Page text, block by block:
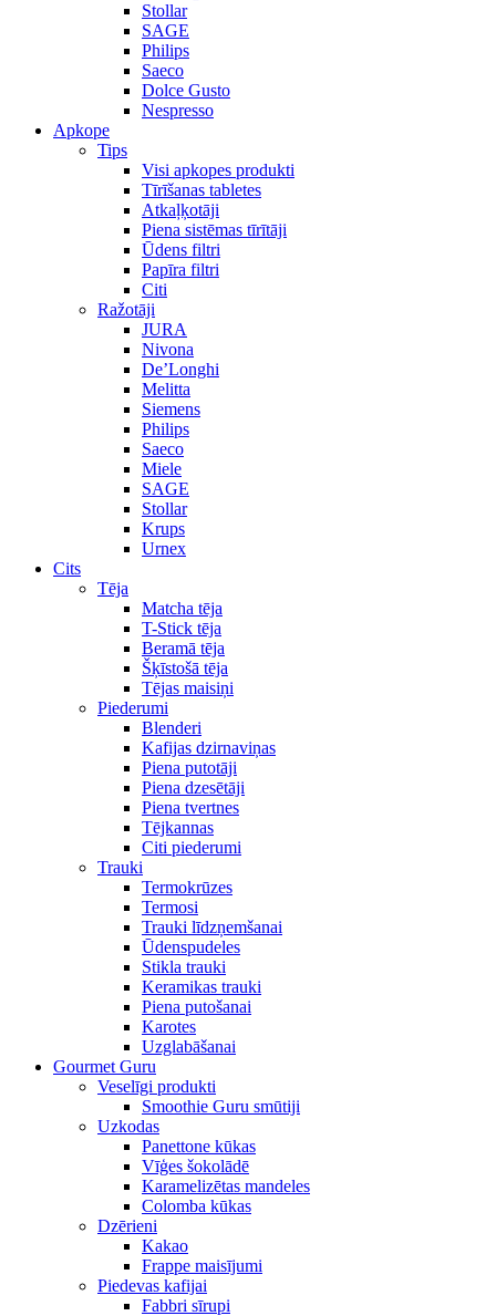
Stollar
SAGE
Philips
Saeco
Dolce Gusto
Nespresso
Apkope
Tips
Visi apkopes produkti
Tīrīšanas tabletes
Atkaļķotāji
Piena sistēmas tīrītāji
Ūdens filtri
Papīra filtri
Citi
Ražotāji
JURA
Nivona
De’Longhi
Melitta
Siemens
Philips
Saeco
Miele
SAGE
Stollar
Krups
Urnex
Cits
Tēja
Matcha tēja
T-Stick tēja
Beramā tēja
Šķīstošā tēja
Tējas maisiņi
Piederumi
Blenderi
Kafijas dzirnaviņas
Piena putotāji
Piena dzesētāji
Piena tvertnes
Tējkannas
Citi piederumi
Trauki
Termokrūzes
Termosi
Trauki līdzņemšanai
Ūdenspudeles
Stikla trauki
Keramikas trauki
Piena putošanai
Karotes
Uzglabāšanai
Gourmet Guru
Veselīgi produkti
Smoothie Guru smūtiji
Uzkodas
Panettone kūkas
Vīģes šokolādē
Karamelizētas mandeles
Colomba kūkas
Dzērieni
Kakao
Frappe maisījumi
Piedevas kafijai
Fabbri sīrupi